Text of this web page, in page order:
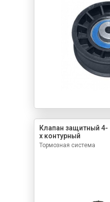
Клапан защитный 4-
х контурный
Тормозная система